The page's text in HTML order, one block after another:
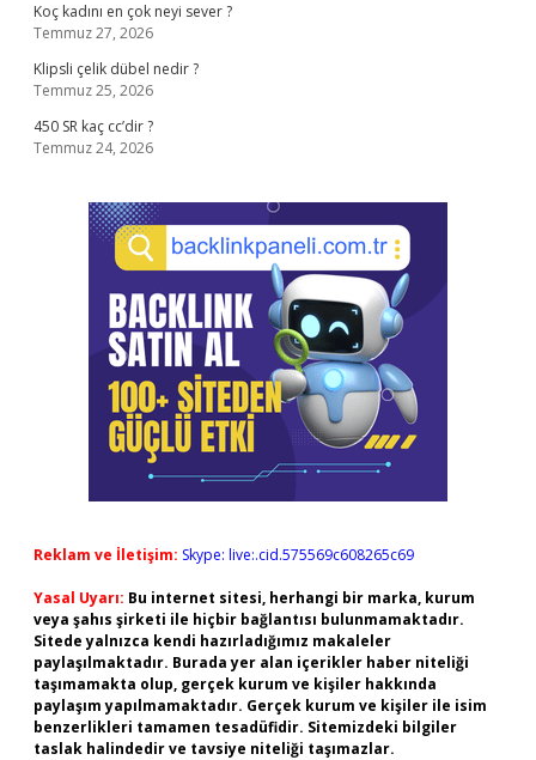
Koç kadını en çok neyi sever ?
Temmuz 27, 2026
Klipsli çelik dübel nedir ?
Temmuz 25, 2026
450 SR kaç cc’dir ?
Temmuz 24, 2026
Reklam ve İletişim: Skype: live:.cid.575569c608265c69
Yasal Uyarı: Bu internet sitesi, herhangi bir marka, kurum
veya şahıs şirketi ile hiçbir bağlantısı bulunmamaktadır.
Sitede yalnızca kendi hazırladığımız makaleler
paylaşılmaktadır. Burada yer alan içerikler haber niteliği
taşımamakta olup, gerçek kurum ve kişiler hakkında
paylaşım yapılmamaktadır. Gerçek kurum ve kişiler ile isim
benzerlikleri tamamen tesadüfidir. Sitemizdeki bilgiler
taslak halindedir ve tavsiye niteliği taşımazlar.